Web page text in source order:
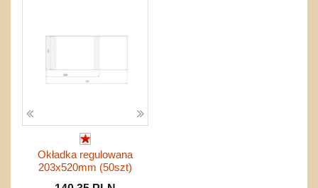
Okładka regulowana
203x520mm (50szt)